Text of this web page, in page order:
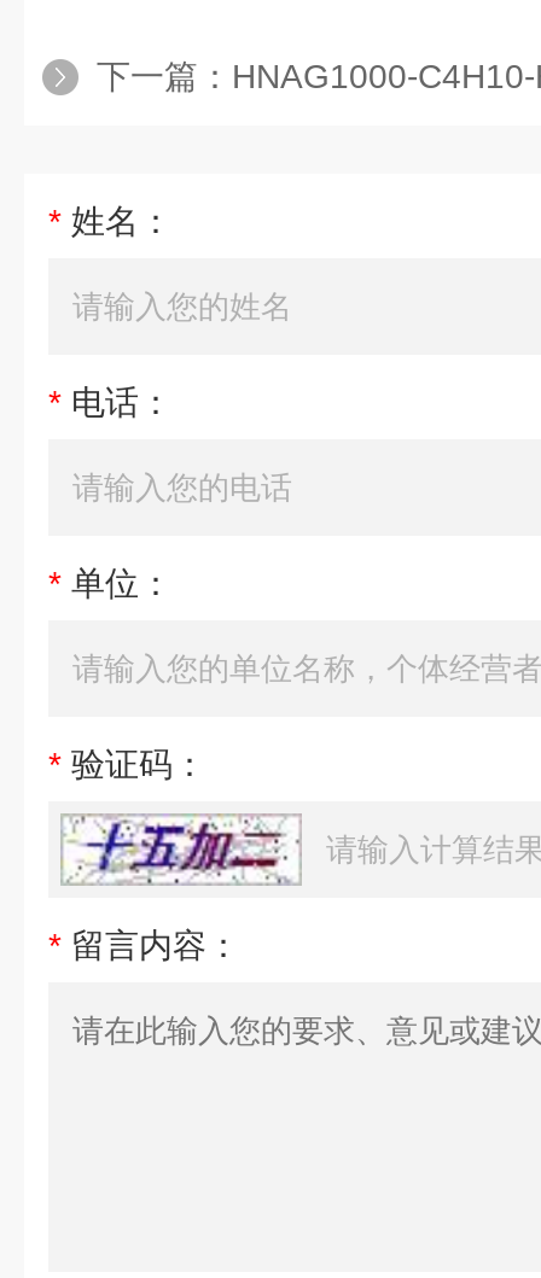
下一篇： HNAG1000-C4H10-HL霍尼艾格在
* 姓名：
* 电话：
* 单位：
* 验证码：
* 留言内容：